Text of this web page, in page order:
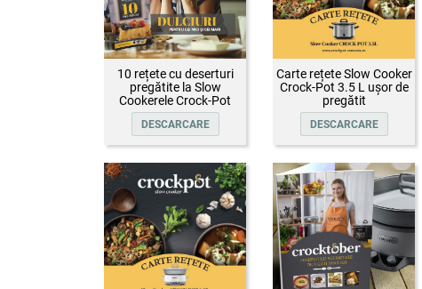
10 rețete cu deserturi
pregătite la Slow
Cookerele Crock-Pot
DESCARCARE
Carte rețete Slow Cooker
Crock-Pot 3.5 L ușor de
pregătit
DESCARCARE